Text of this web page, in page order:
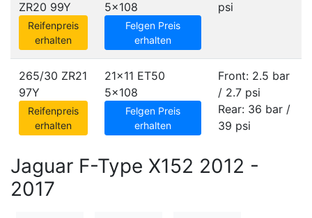
ZR20 99Y
Reifenpreis
erhalten
5x108
Felgen Preis
erhalten
psi
265/30 ZR21
97Y
Reifenpreis
erhalten
21x11 ET50
5x108
Felgen Preis
erhalten
Front: 2.5 bar
/ 2.7 psi
Rear: 36 bar /
39 psi
Jaguar F-Type X152 2012 -
2017